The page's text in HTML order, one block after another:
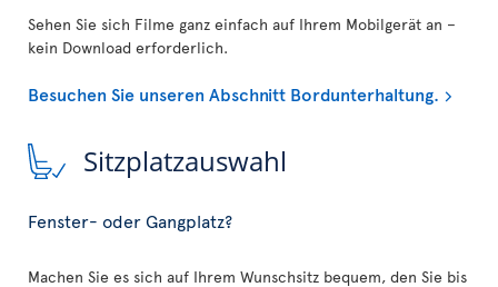
Sehen Sie sich Filme ganz einfach auf Ihrem Mobilgerät an –
kein Download erforderlich.
Besuchen Sie unseren Abschnitt Bordunterhaltung.
Sitzplatzauswahl
Fenster- oder Gangplatz?
Machen Sie es sich auf Ihrem Wunschsitz bequem, den Sie bis